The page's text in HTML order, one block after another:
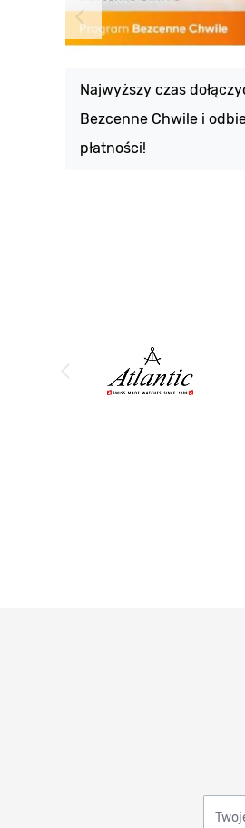
Najwyższy czas
Bezcenne Chwile i
płatności!